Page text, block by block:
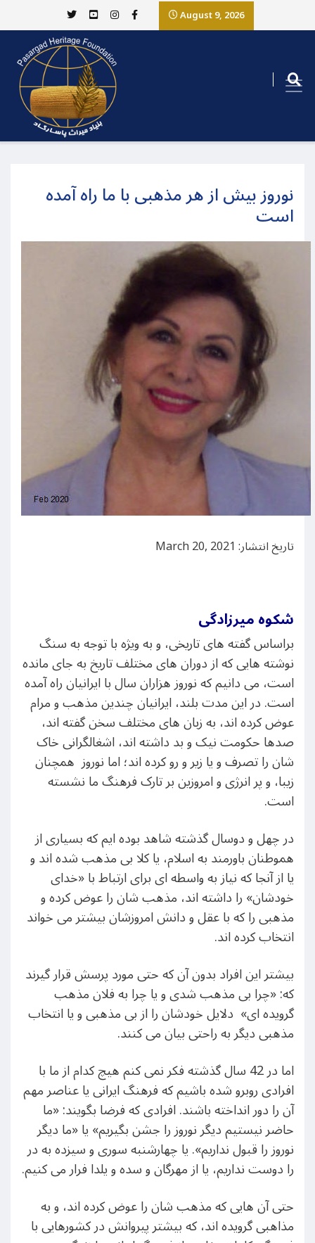
August 9, 2026
نوروز بیش از هر مذهبی با ما راه آمده
است
تاریخ انتشار: March 20, 2021
شکوه میرزادگی
براساس گفته های تاریخی، و به ويژه با توجه به سنگ
نوشته هایی که از دوران های مختلف تاریخ به جای مانده
است، می دانیم که نوروز هزاران سال با ایرانیان راه آمده
است. در این مدت بلند، ایرانیان چندین مذهب و مرام
عوض کرده اند، به زبان های مختلف سخن گفته اند،
صدها حکومت نیک و بد داشته اند، اشغالگرانی خاک
شان را تصرف و یا زیر و رو کرده اند؛ اما نوروز همچنان
زیبا، و پر انرژی و امروزین بر تارک فرهنگ ما نشسته
است.
در چهل و دوسال گذشته شاهد بوده ایم که بسیاری از
هموطنان باورمند به اسلام، یا کلا بی مذهب شده اند و
یا از آنجا که نیاز به واسطه ای برای ارتباط با «خدای
خودشان» را داشته اند، مذهب شان را عوض کرده و
مذهبی را که با عقل و دانش امروزشان بیشتر می خواند
انتخاب کرده اند.
بیشتر این افراد بدون آن که حتی مورد پرسش قرار گیرند
که: «چرا بی مذهب شدی و یا چرا به فلان مذهب
گرویده ای» دلایل خودشان را از بی مذهبی و یا انتخاب
مذهبی دیگر به راحتی بیان می کنند.
اما در 42 سال گذشته فکر نمی کنم هیچ کدام از ما با
افرادی روبرو شده باشیم که فرهنگ ایرانی یا عناصر مهم
آن را دور انداخته باشند. افرادی که فرضا بگویند: «ما
حاضر نیستیم دیگر نوروز را جشن بگیریم» یا «ما دیگر
نوروز را قبول نداریم». یا چهارشنبه سوری و سیزده به در
را دوست نداریم، یا از مهرگان و سده و یلدا فرار می کنیم.
حتی آن هایی که مذهب شان را عوض کرده اند، و به
مذاهبی گرویده اند، که بیشتر پیروانش در کشورهایی با